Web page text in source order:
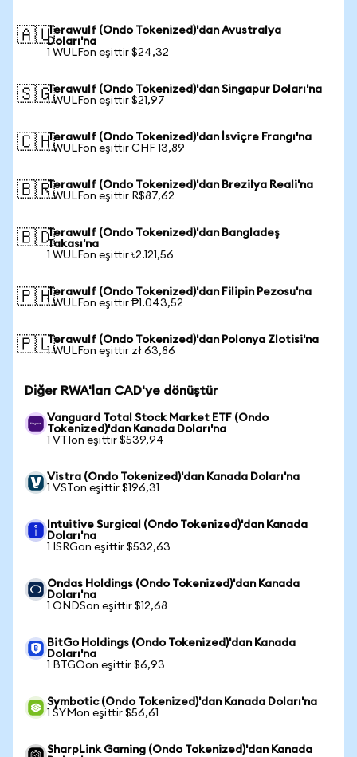
🇦🇺Terawulf (Ondo Tokenized)'dan Avustralya
Doları'na
1 WULFon eşittir $24,32
🇸🇬Terawulf (Ondo Tokenized)'dan Singapur Doları'na
1 WULFon eşittir $21,97
🇨🇭Terawulf (Ondo Tokenized)'dan İsviçre Frangı'na
1 WULFon eşittir CHF 13,89
🇧🇷Terawulf (Ondo Tokenized)'dan Brezilya Reali'na
1 WULFon eşittir R$87,62
🇧🇩Terawulf (Ondo Tokenized)'dan Bangladeş
Takası'na
1 WULFon eşittir ৳2.121,56
🇵🇭Terawulf (Ondo Tokenized)'dan Filipin Pezosu'na
1 WULFon eşittir ₱1.043,52
🇵🇱Terawulf (Ondo Tokenized)'dan Polonya Zlotisi'na
1 WULFon eşittir zł 63,86
Diğer RWA'ları CAD'ye dönüştür
Vanguard Total Stock Market ETF (Ondo
Tokenized)'dan Kanada Doları'na
1 VTIon eşittir $539,94
Vistra (Ondo Tokenized)'dan Kanada Doları'na
1 VSTon eşittir $196,31
Intuitive Surgical (Ondo Tokenized)'dan Kanada
Doları'na
1 ISRGon eşittir $532,63
Ondas Holdings (Ondo Tokenized)'dan Kanada
Doları'na
1 ONDSon eşittir $12,68
BitGo Holdings (Ondo Tokenized)'dan Kanada
Doları'na
1 BTGOon eşittir $6,93
Symbotic (Ondo Tokenized)'dan Kanada Doları'na
1 SYMon eşittir $56,61
SharpLink Gaming (Ondo Tokenized)'dan Kanada